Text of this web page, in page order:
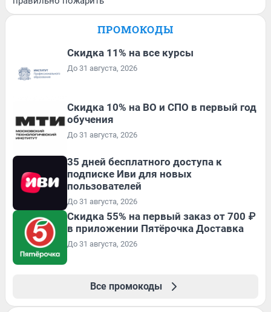
ПРОМОКОДЫ
Скидка 11% на все курсы
До 31 августа, 2026
Скидка 10% на ВО и СПО в первый год
обучения
До 31 августа, 2026
35 дней бесплатного доступа к
подписке Иви для новых
пользователей
До 31 августа, 2026
Скидка 55% на первый заказ от 700 ₽
в приложении Пятёрочка Доставка
До 31 августа, 2026
Все промокоды